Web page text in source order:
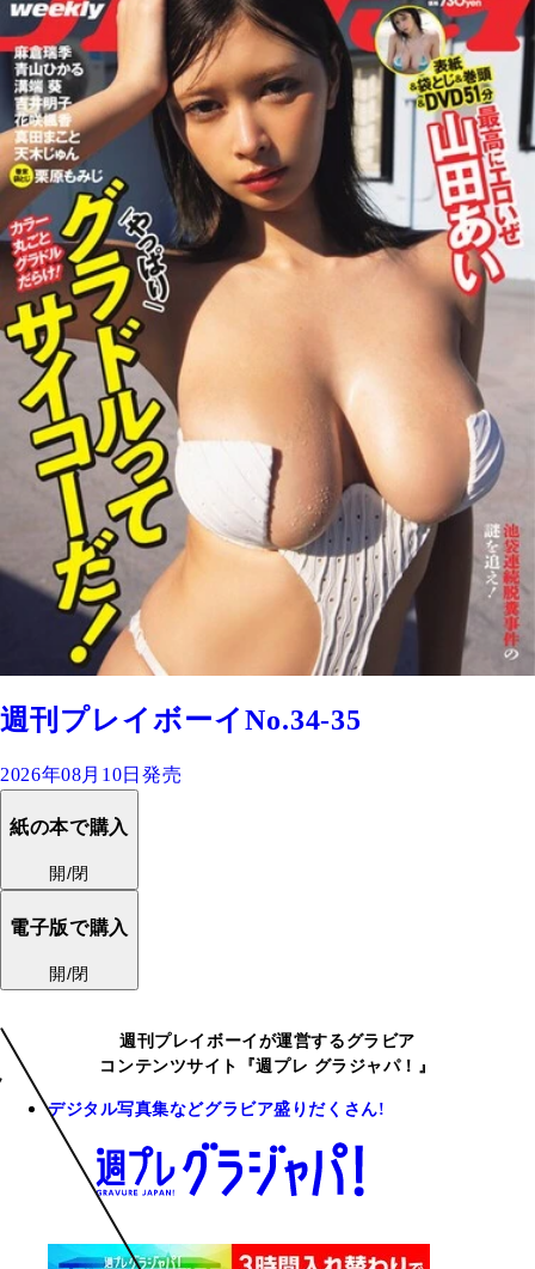
週刊プレイボーイNo.34-35
2026年08月10日発売
紙の本で購入
開/閉
電子版で購入
開/閉
週刊プレイボーイが運営するグラビア
コンテンツサイト『週プレ グラジャパ！』
デジタル写真集などグラビア盛りだくさん!